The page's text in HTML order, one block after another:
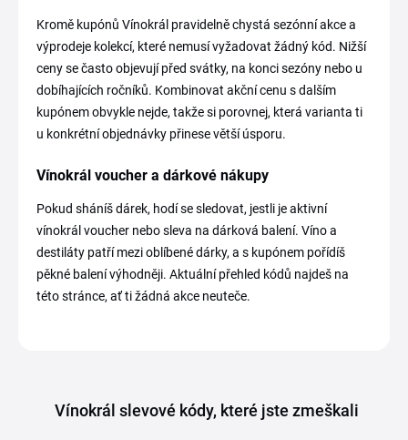
Kromě kupónů Vínokrál pravidelně chystá sezónní akce a
výprodeje kolekcí, které nemusí vyžadovat žádný kód. Nižší
ceny se často objevují před svátky, na konci sezóny nebo u
dobíhajících ročníků. Kombinovat akční cenu s dalším
kupónem obvykle nejde, takže si porovnej, která varianta ti
u konkrétní objednávky přinese větší úsporu.
Vínokrál voucher a dárkové nákupy
Pokud sháníš dárek, hodí se sledovat, jestli je aktivní
vínokrál voucher nebo sleva na dárková balení. Víno a
destiláty patří mezi oblíbené dárky, a s kupónem pořídíš
pěkné balení výhodněji. Aktuální přehled kódů najdeš na
této stránce, ať ti žádná akce neuteče.
Vínokrál slevové kódy, které jste zmeškali